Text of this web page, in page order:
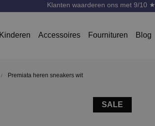
Klanten waarderen ons met 9/
Kinderen Accessoires Fournituren Blog
Premiata heren sneakers wit
SALE